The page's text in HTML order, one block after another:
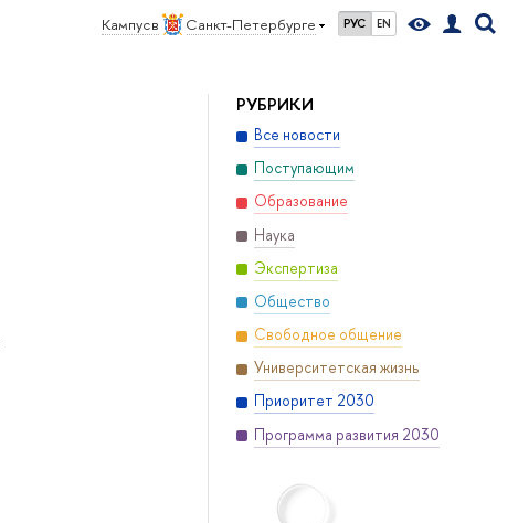
Кампус в Санкт-Петербурге РУС EN
РУБРИКИ
Все новости
Поступающим
Образование
Наука
Экспертиза
Общество
Свободное общение
Университетская жизнь
Приоритет 2030
Программа развития 2030